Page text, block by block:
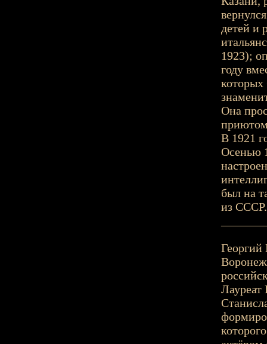
детей и
1923);
году
которых
Она
приютом
В 1921
Осенью
был на
из СССР.
Георгий
Воронеж